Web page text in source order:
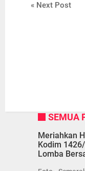
« Next Post
SEMUA
Meriahkan
Kodim
Lomba